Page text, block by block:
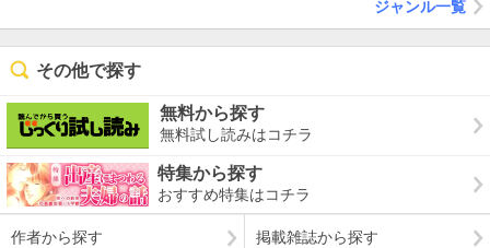
ジャンル一覧
その他で探す
無料から探す
無料試し読みはコチラ
特集から探す
おすすめ特集はコチラ
作者から探す 掲載雑誌から探す